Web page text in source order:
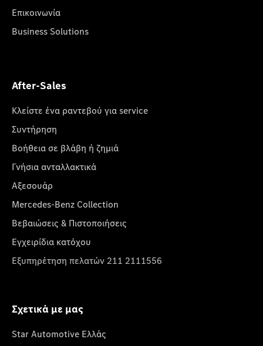
Επικοινωνία
Business Solutions
After-Sales
Κλείστε ένα ραντεβού για service
Συντήρηση
Βοήθεια σε βλάβη ή ζημιά
Γνήσια ανταλλακτικά
Αξεσουάρ
Mercedes-Benz Collection
Βεβαιώσεις & Πιστοποιήσεις
Εγχειρίδια κατόχου
Εξυπηρέτηση πελατών 211 2111556
Σχετικά με μας
Star Automotive Ελλάς